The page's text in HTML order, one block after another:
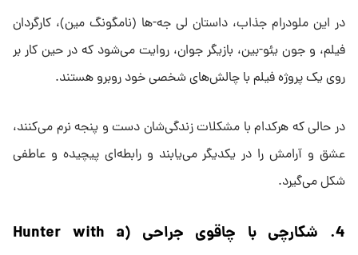
در این ملودرام جذاب، داستان لی جه-ها (نامگونگ مین)، کارگردان
فیلم، و جون یئو-بین، بازیگر جوان، روایت می‌شود که در حین کار بر
روی یک پروژه فیلم با چالش‌های شخصی خود روبرو هستند.
در حالی که هرکدام با مشکلات زندگی‌شان دست و پنجه نرم می‌کنند،
عشق و آرامش را در یکدیگر می‌یابند و رابطه‌ای پیچیده و عاطفی
شکل می‌گیرد.
4. شکارچی با چاقوی جراحی (Hunter with a